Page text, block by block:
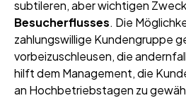
subtileren, aber wichtigen
Besucherflusses. Die
zahlungswillige Kundengruppe
vorbeizuschleusen, die
hilft dem Management, die
an Hochbetriebstagen zu